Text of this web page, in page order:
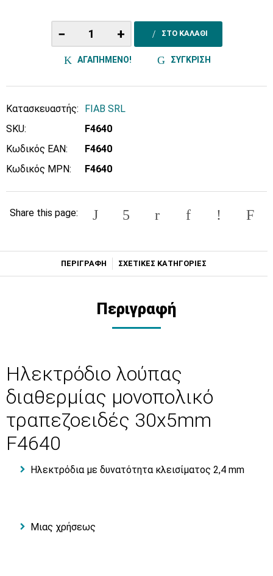
− + ΣΤΟ ΚΑΛΑΘΙ
ΑΓΑΠΗΜΕΝΟ! ΣΥΓΚΡΙΣΗ
Κατασκευαστής:
FIAB SRL
SKU:
F4640
Κωδικός EAN:
F4640
Κωδικός MPN:
F4640
Share this page:
ΠΕΡΙΓΡΑΦΗ ΣΧΕΤΙΚΕΣ ΚΑΤΗΓΟΡΙΕΣ
Περιγραφή
Ηλεκτρόδιο λούπας
διαθερμίας μονοπολικό
τραπεζοειδές 30x5mm
F4640
Ηλεκτρόδια με δυνατότητα κλεισίματος 2,4 mm
Μιας χρήσεως